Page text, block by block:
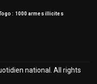
: 1000 armes illicites
national. All rights